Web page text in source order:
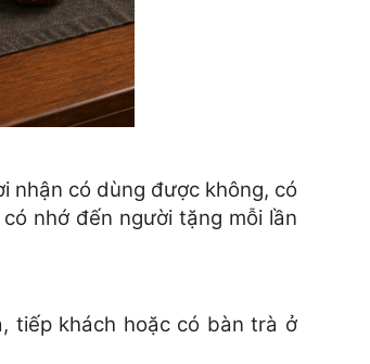
nhận có dùng được không, có
nhớ đến người tặng mỗi lần
tiếp khách hoặc có bàn trà ở